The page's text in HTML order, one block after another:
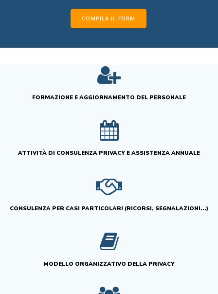
COMPILA IL FORM
FORMAZIONE E AGGIORNAMENTO DEL PERSONALE
ATTIVITÀ DI CONSULENZA PRIVACY E ASSISTENZA ANNUALE
CONSULENZA PER CASI PARTICOLARI (RICORSI, SEGNALAZIONI...)
MODELLO ORGANIZZATIVO DELLA PRIVACY